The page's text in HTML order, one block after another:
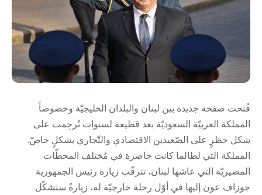
فُتحت صفحة جديدة بين لبنان والبلدان الخليجيّة وخصوصاً
المملكة العربيّة السعوديّة بعد قطيعة لسنوات تُرجِمت على
شكل حظرٍ على الصّعيدين الاقتصادي والتّجاري بشكلٍ خاصّ.
المملكة التي لطالما كانت حاضرة في مُختلف المحطّات
المصيريّة التي عاشها لبنان، تترقّب زيارة رئيس الجمهورية
جوزاف عون إليها في أوّل رحلة خارجيّة له، زيارةٌ ستشكّل